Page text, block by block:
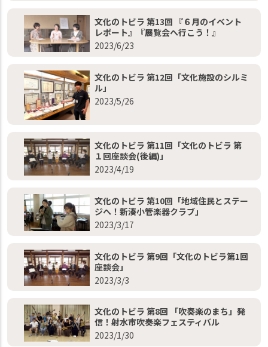
文化のトビラ 第13回 『６月のイベント
レポート』『展覧会へ行こう！』
2023/6/23
文化のトビラ 第12回「文化施設のシルミ
ル」
2023/5/26
文化のトビラ 第11回「文化のトビラ 第
１回座談会(後編)」
2023/4/19
文化のトビラ 第10回「地域住民とステー
ジへ！新湊小管楽器クラブ」
2023/3/17
文化のトビラ 第9回「文化のトビラ第1回
座談会」
2023/3/3
文化のトビラ 第8回 「吹奏楽のまち」発
信！射水市吹奏楽フェスティバル
2023/1/30